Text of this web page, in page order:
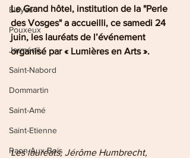
Eloyes
Pouxeux
Jarménil
Saint-Nabord
Dommartin
Saint-Amé
Saint-Etienne
Raon-Aux-Bois
Le Grand hôtel, institution de la "Perle
des Vosges" a accueilli, ce samedi 24
juin, les lauréats de l’événement
organisé par « Lumières en Arts ».
Les lauréats, Jérôme Humbrecht,